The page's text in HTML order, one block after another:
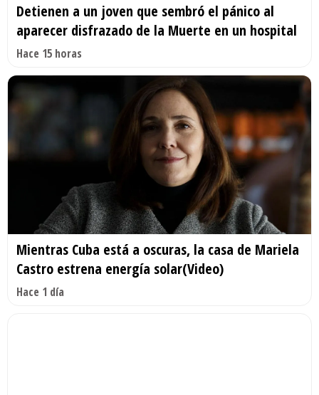
Detienen a un joven que sembró el pánico al
aparecer disfrazado de la Muerte en un hospital
Hace 15 horas
Mientras Cuba está a oscuras, la casa de Mariela
Castro estrena energía solar(Video)
Hace 1 día